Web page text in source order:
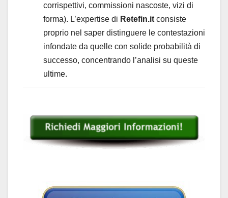
corrispettivi, commissioni nascoste, vizi di
forma). L’expertise di Retefin.it consiste
proprio nel saper distinguere le contestazioni
infondate da quelle con solide probabilità di
successo, concentrando l’analisi su queste
ultime.